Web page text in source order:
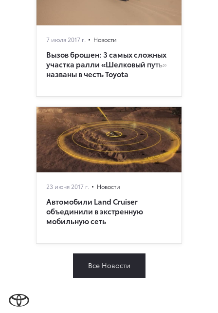
7 июля 2017 г. Новости
Вызов брошен: 3 самых сложных
участка ралли «Шелковый путь»
названы в честь Toyota
23 июня 2017 г. Новости
Автомобили Land Cruiser
объединили в экстренную
мобильную сеть
Все Новости